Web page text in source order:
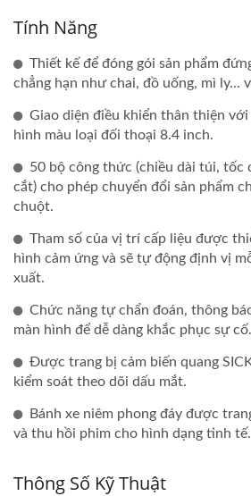
Tính Năng
Thiết kế để đóng gói sản phẩm
chẳng hạn như chai, đồ uống, mì ly...
Giao diện điều khiển thân thiện
hình màu loại đối thoại 8.4 inch.
50 bộ công thức (chiều dài túi, tốc
cắt) cho phép chuyển đổi sản phẩm
chuột.
Tham số của vị trí cấp liệu được
hình cảm ứng và sẽ tự động định vị
xuất.
Chức năng tự chẩn đoán, thông
màn hình để dễ dàng khắc phục sự cố.
Được trang bị cảm biến quang
kiểm soát theo dõi dấu mắt.
Bánh xe niêm phong đáy được
và thu hồi phim cho hình dạng tinh tế.
Thông Số Kỹ Thuật